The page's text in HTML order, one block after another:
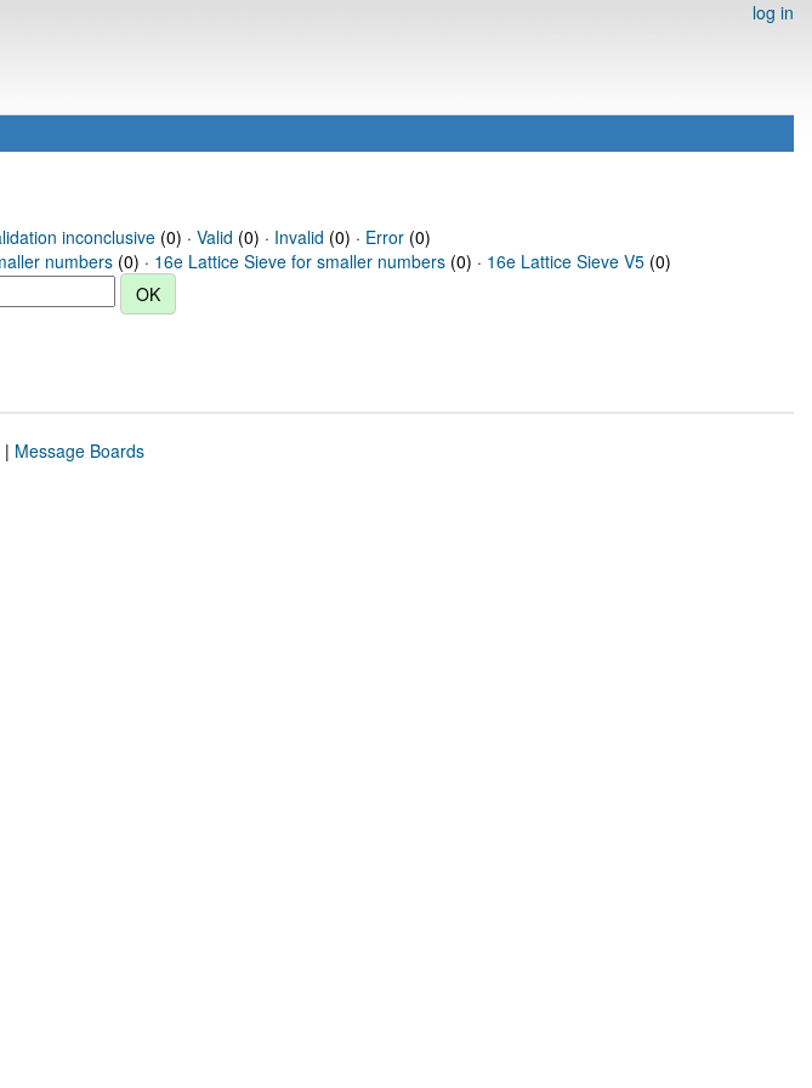
log in
inconclusive(0) · Valid (0) · Invalid (0) · Error(0)
numbers (0) · 16e Lattice Sieve for smaller numbers (0) · 16e Lattice Sieve V5 (0)
| Message Boards